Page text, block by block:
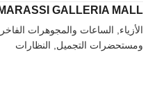
GALLERIA MALL
الأزياء, الساعات والمجوهرات
ومستحضرات التجميل, النظارات